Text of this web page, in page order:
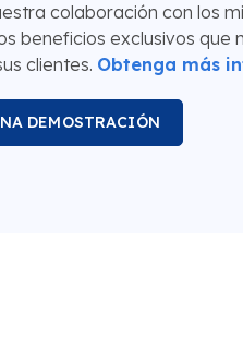
colaboración con los
beneficios exclusivos que
clientes. Obtenga más
DEMOSTRACIÓN